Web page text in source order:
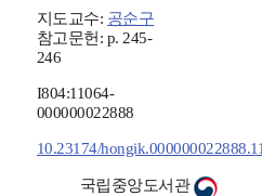
지도교수: 공순구
참고문헌: p. 245-
246
I804:11064-
000000022888
10.23174/
국립중앙도서관